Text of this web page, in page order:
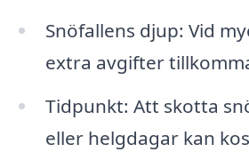
Snöfallens djup: Vid
extra avgifter
Tidpunkt: Att skotta
eller helgdagar kan